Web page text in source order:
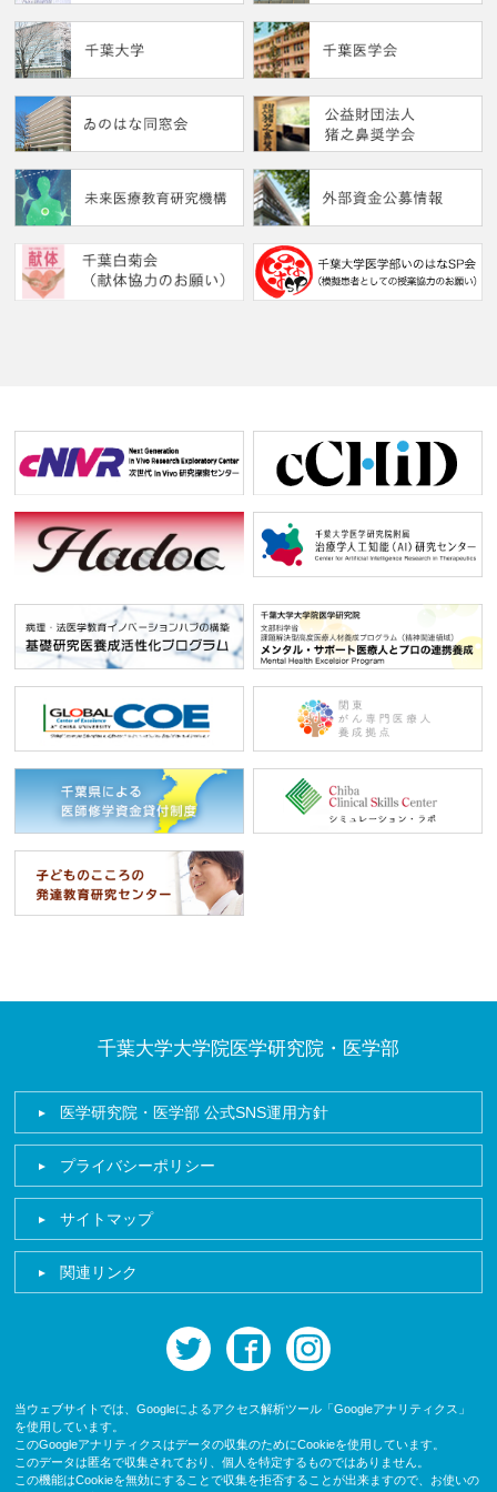
千葉大学大学院医学研究院・医学部
医学研究院・医学部 公式SNS運用方針
プライバシーポリシー
サイトマップ
関連リンク
twitter facebook
当ウェブサイトでは、Googleによるアクセス解析ツール「Googleアナリティクス」
を使用しています。
このGoogleアナリティクスはデータの収集のためにCookieを使用しています。
このデータは匿名で収集されており、個人を特定するものではありません。
この機能はCookieを無効にすることで収集を拒否することが出来ますので、お使いの